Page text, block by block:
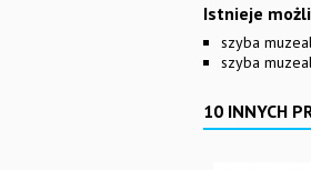
Istnieje
szyba
szyba
10 INNYCH